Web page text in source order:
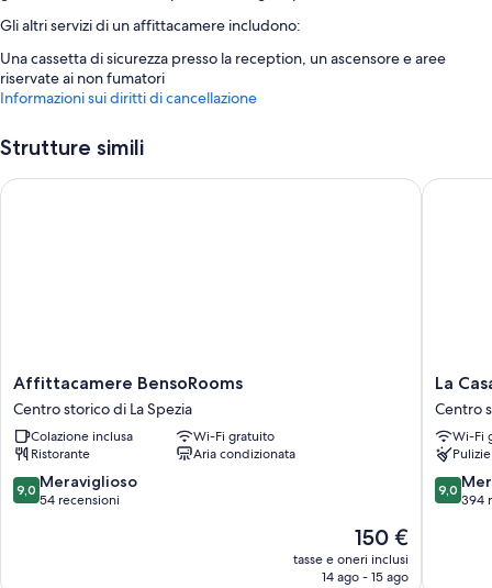
Gli altri servizi di un affittacamere includono:
Una cassetta di sicurezza presso la reception, un ascensore e aree
riservate ai non fumatori
Tutte le camere di Colors of Cinque Terre dispongono di comfort come
I servizi aggiuntivi disponibili in tutte le camere includono:
Informazioni sui diritti di cancellazione
Strutture simili
Affittacamere
BensoRooms
Centro
storico
di
La
Spezia
Affittacamere BensoRooms
Centro storico di La Spezia
Colazione inclusa
Wi-Fi gratuito
Ristorante
Aria condizionata
9.0
su
9,0 Meraviglioso
54 recensioni
Il
prezzo
attuale
150 €
tasse e oneri inclusi
14 ago - 15 ago
Affittacamere BensoRooms
La
Casa
delle
Centro
storico
di
La
Centro
Wi-Fi
Pulizie
9.0
su
9,0
394
La Casa